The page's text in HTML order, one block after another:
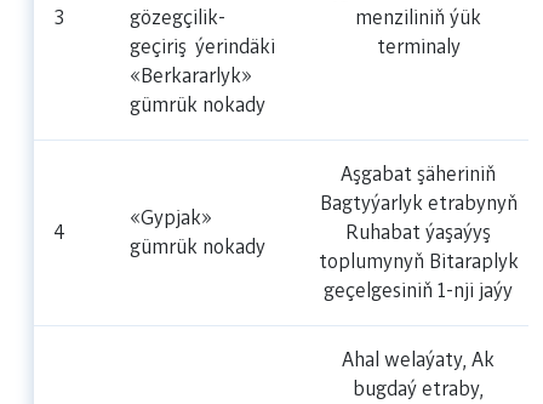
3
gözegçilik-
geçiriş ýerindäki
«Berkararlyk»
gümrük nokady
menziliniň ýük
terminaly
4
«Gypjak»
gümrük nokady
Aşgabat şäheriniň
Bagtyýarlyk etrabynyň
Ruhabat ýaşaýyş
toplumynyň Bitaraplyk
geçelgesiniň 1-nji jaýy
Ahal welaýaty, Ak
bugdaý etraby,